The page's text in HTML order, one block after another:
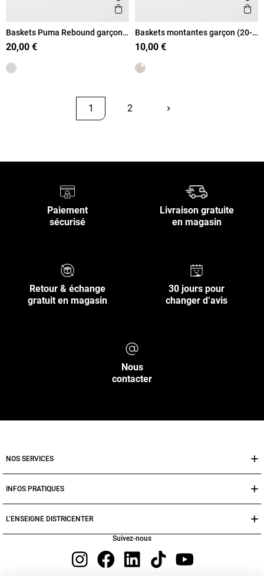
Ajouter aux favoris
Aperçu rapide
Baskets Puma Rebound garçon
(19-27)
20,00 €
Baskets montantes garçon (20-
23)
10,00 €
1 2 keyboard_arrow_rightSuivant
Paiement
sécurisé
Livraison gratuite
en magasin
Retour & échange
gratuit en magasin
30 jours pour
changer d’avis
Nous
contacter
NOS SERVICES
INFOS PRATIQUES
L’ENSEIGNE DISTRICENTER
Suivez-nous